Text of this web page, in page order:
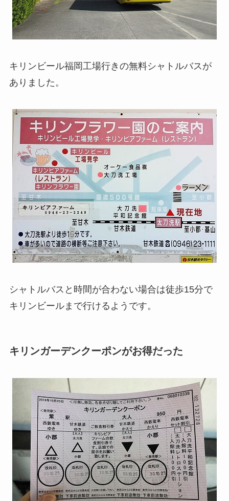
キリンビール福岡工場行きの無料シャトルバスが
ありました。
シャトルバスと時間が合わない場合は徒歩15分で
キリンビールまで行けるようです。
キリンガーデンクーポンがお得だった